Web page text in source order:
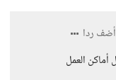
أضف ردا
أماكن العمل